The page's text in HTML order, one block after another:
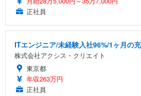
正社員
ITエンジニア/未経験入社96%/1ヶ月の
株式会社アクシス・クリエイト
東京都
年収263万円
正社員